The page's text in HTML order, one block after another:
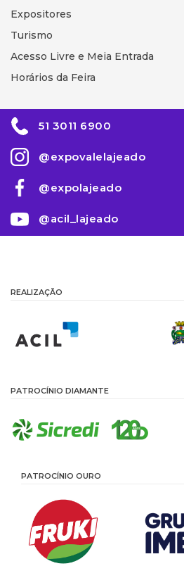
Expositores
Turismo
Acesso Livre e Meia Entrada
Horários da Feira
51 3011 6900
@expovalelajeado
@expolajeado
@acil_lajeado
REALIZAÇÃO
PATROCÍNIO DIAMANTE
PATROCÍNIO OURO